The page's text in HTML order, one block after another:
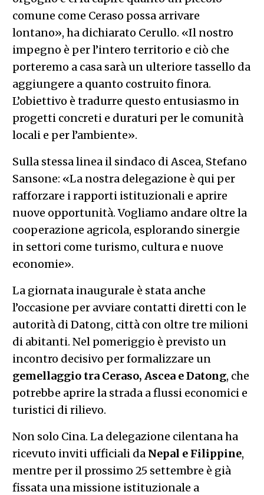
comune come Ceraso possa arrivare
lontano», ha dichiarato Cerullo. «Il nostro
impegno è per l’intero territorio e ciò che
porteremo a casa sarà un ulteriore tassello da
aggiungere a quanto costruito finora.
L’obiettivo è tradurre questo entusiasmo in
progetti concreti e duraturi per le comunità
locali e per l’ambiente».
Sulla stessa linea il sindaco di Ascea, Stefano
Sansone: «La nostra delegazione è qui per
rafforzare i rapporti istituzionali e aprire
nuove opportunità. Vogliamo andare oltre la
cooperazione agricola, esplorando sinergie
in settori come turismo, cultura e nuove
economie».
La giornata inaugurale è stata anche
l’occasione per avviare contatti diretti con le
autorità di Datong, città con oltre tre milioni
di abitanti. Nel pomeriggio è previsto un
incontro decisivo per formalizzare un
gemellaggio tra Ceraso, Ascea e Datong, che
potrebbe aprire la strada a flussi economici e
turistici di rilievo.
Non solo Cina. La delegazione cilentana ha
ricevuto inviti ufficiali da Nepal e Filippine,
mentre per il prossimo 25 settembre è già
fissata una missione istituzionale a